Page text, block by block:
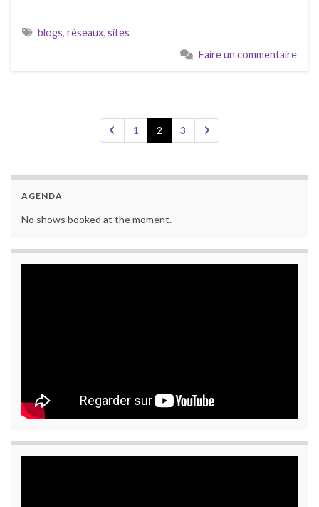
blogs, réseaux, sites
Faire un commentaire
1 2 3
AGENDA
No shows booked at the moment.